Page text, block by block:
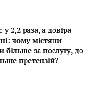
2,2 раза, а довіра
чому містяни
більше за послугу, до
претензій?